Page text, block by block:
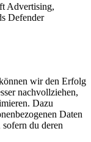
Advertising,
Defender
wir den Erfolg
nachvollziehen,
Dazu
Daten
du deren